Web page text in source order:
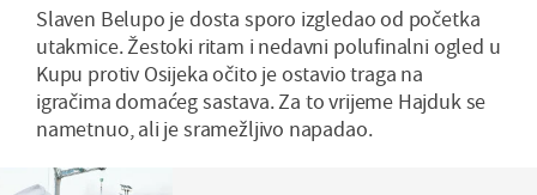
Slaven Belupo je dosta sporo izgledao od početka
utakmice. Žestoki ritam i nedavni polufinalni ogled u
Kupu protiv Osijeka očito je ostavio traga na
igračima domaćeg sastava. Za to vrijeme Hajduk se
nametnuo, ali je sramežljivo napadao.